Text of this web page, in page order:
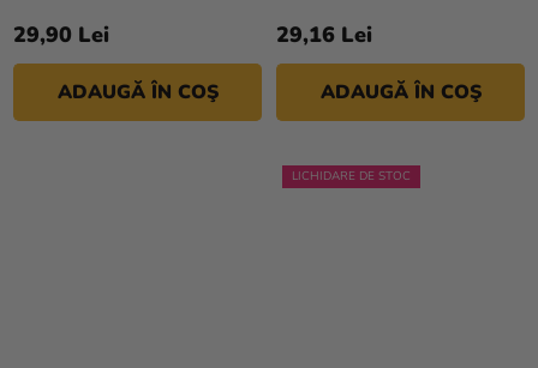
29,90 Lei
ADAUGĂ ÎN COŞ
29,16 Lei
ADAUGĂ ÎN COŞ
LICHIDARE DE STOC